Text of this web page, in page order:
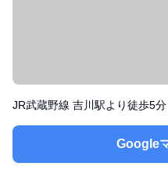
JR武蔵野線 吉川駅より徒歩5分
Google